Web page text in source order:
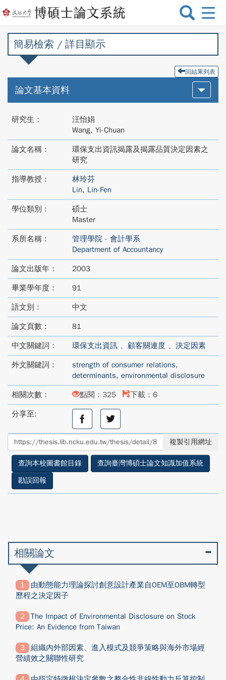
選
切
簡易檢索 / 詳目顯示
回結果列表
論文基本資料
研究生：
汪怡娟
Wang, Yi-Chuan
論文名稱：
環保支出資訊揭露及揭露品質決定因素之
研究
指導教授：
林玲芬
Lin, Lin-Fen
學位類別：
碩士
Master
系所名稱：
管理學院 - 會計學系
Department of Accountancy
論文出版年： 2003
畢業學年度： 91
語文別： 中文
論文頁數： 81
中文關鍵詞： 環保支出資訊 、 顧客關連度 、 決定因素
外文關鍵詞： strength of consumer relations,
determinants, environmental disclosure
相關次數： 點閱：325 下載：6
分享至:
分
至
facebook
分
享
至
twitter
複製引用網址
查詢本校圖書館目錄
查詢臺灣博碩士論文知識加值系統
勘誤回報
相關論文
由動態能力理論探討創意設計產業自OEM至OBM轉型
歷程之決定因子
The Impact of Environmental Disclosure on Stock
Price: An Evidence from Taiwan
組織內外部因素、進入模式及競爭策略與海外市場經
營績效之關聯性研究